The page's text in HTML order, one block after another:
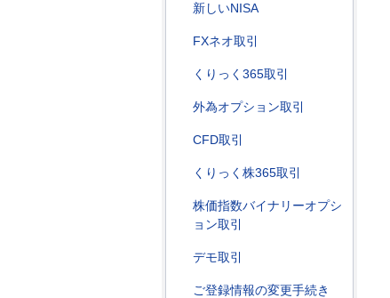
新しいNISA
FXネオ取引
くりっく365取引
外為オプション取引
CFD取引
くりっく株365取引
株価指数バイナリーオプシ
ョン取引
デモ取引
ご登録情報の変更手続き